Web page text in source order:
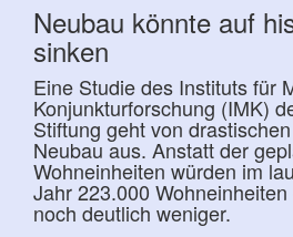
Neubau könnte auf
sinken
Eine Studie des Instituts für
Konjunkturforschung (IMK)
Stiftung geht von
Neubau aus. Anstatt der
Wohneinheiten würden im
Jahr 223.000
noch deutlich weniger.